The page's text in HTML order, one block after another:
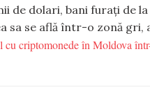
de dolari, bani furați de
sa se află într-o zonă gri,
cu criptomonede în Moldova